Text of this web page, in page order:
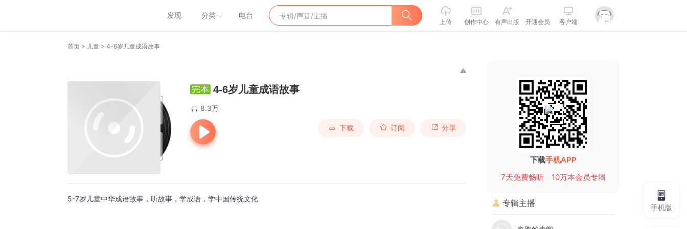
发现 分类 电台
上传 创作中心 有声出版 开通会员 客户端
首页 > 儿童 > 4-6岁儿童成语故事
4-6岁儿童成语故事
8.3万
下载 订阅 分享
5-7岁儿童中华成语故事，听故事，学成语，学中国传统文化
下载手机APP
7天免费畅听
10万本会员专辑
专辑主播 手机版